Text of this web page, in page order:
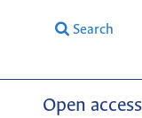
Search
Open access